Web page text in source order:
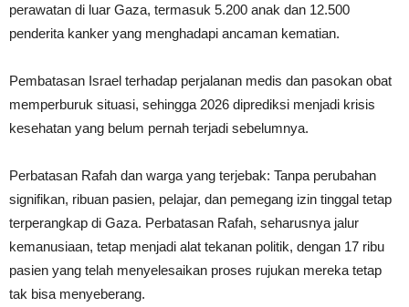
perawatan di luar Gaza, termasuk 5.200 anak dan 12.500
penderita kanker yang menghadapi ancaman kematian.
Pembatasan Israel terhadap perjalanan medis dan pasokan obat
memperburuk situasi, sehingga 2026 diprediksi menjadi krisis
kesehatan yang belum pernah terjadi sebelumnya.
Perbatasan Rafah dan warga yang terjebak: Tanpa perubahan
signifikan, ribuan pasien, pelajar, dan pemegang izin tinggal tetap
terperangkap di Gaza. Perbatasan Rafah, seharusnya jalur
kemanusiaan, tetap menjadi alat tekanan politik, dengan 17 ribu
pasien yang telah menyelesaikan proses rujukan mereka tetap
tak bisa menyeberang.